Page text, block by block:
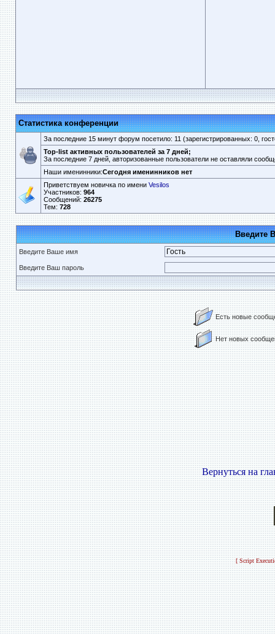
Статистика конференции
За последние 15 минут форум посетило: 11 (зарегистрированных: 0,
Top-list активных пользователей за 7 дней;
За последние 7 дней, авторизованные пользователи не оставляли
Наши именинники:Сегодня именинников нет
Приветствуем новичка по имени Vesilos
Участников: 964
Сообщений: 26275
Тем: 728
Введите
Введите Ваше имя
Введите Ваш пароль
Есть новые
Нет новых
Вернуться на
[ Script